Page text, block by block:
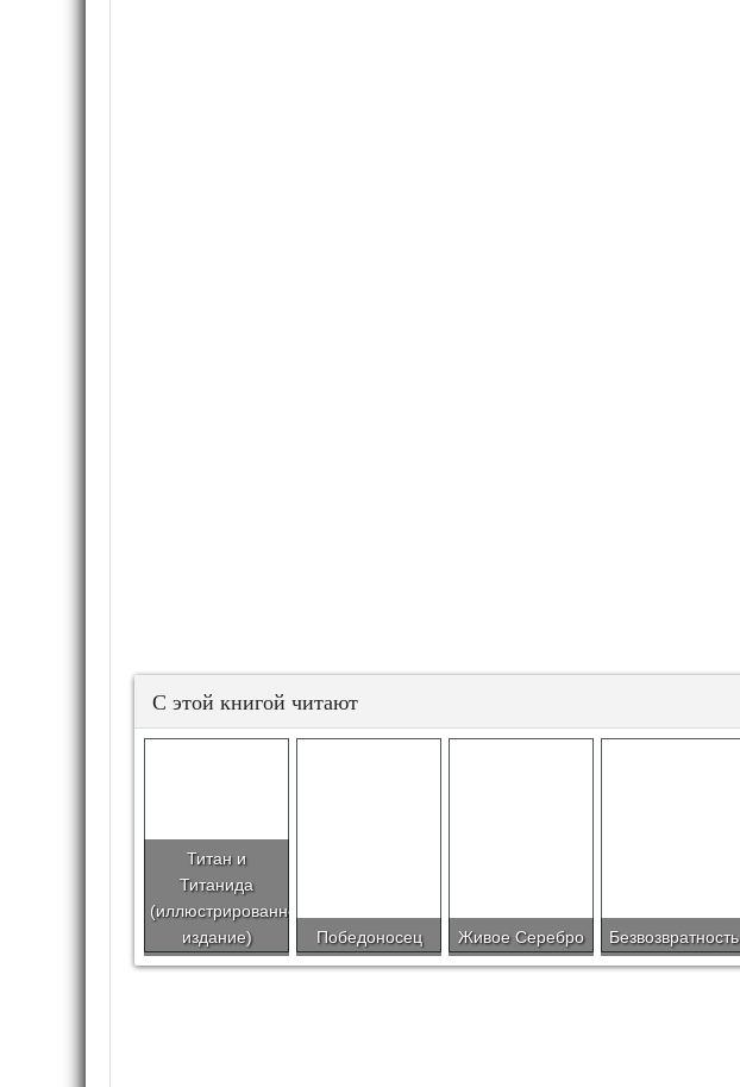
С этой книгой читают
Титан и
Титанида
(иллюстрированное
издание)
Победоносец Живое Серебро Безвозвратность